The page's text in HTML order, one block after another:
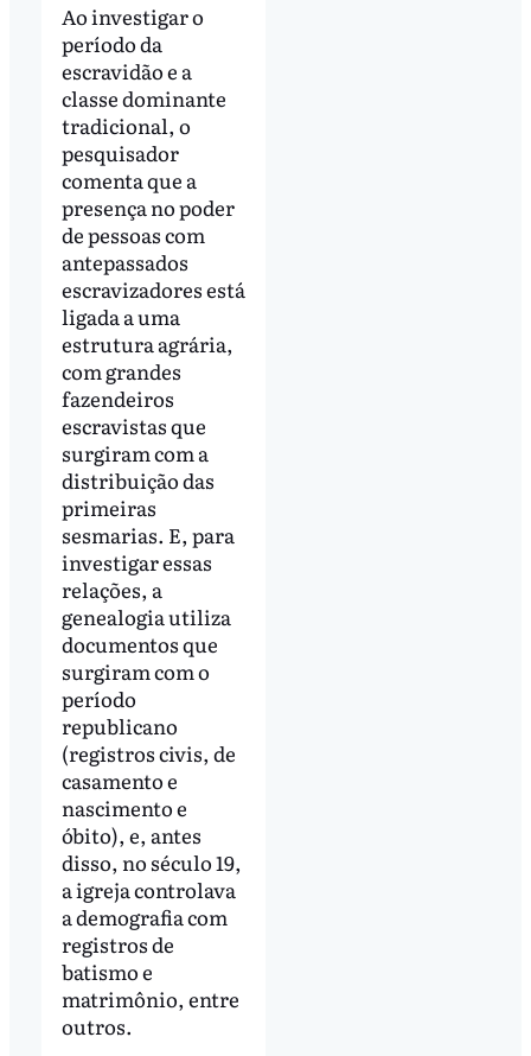
Ao investigar o
período da
escravidão e a
classe dominante
tradicional, o
pesquisador
comenta que a
presença no poder
de pessoas com
antepassados
escravizadores está
ligada a uma
estrutura agrária,
com grandes
fazendeiros
escravistas que
surgiram com a
distribuição das
primeiras
sesmarias. E, para
investigar essas
relações, a
genealogia utiliza
documentos que
surgiram com o
período
republicano
(registros civis, de
casamento e
nascimento e
óbito), e, antes
disso, no século 19,
a igreja controlava
a demografia com
registros de
batismo e
matrimônio, entre
outros.